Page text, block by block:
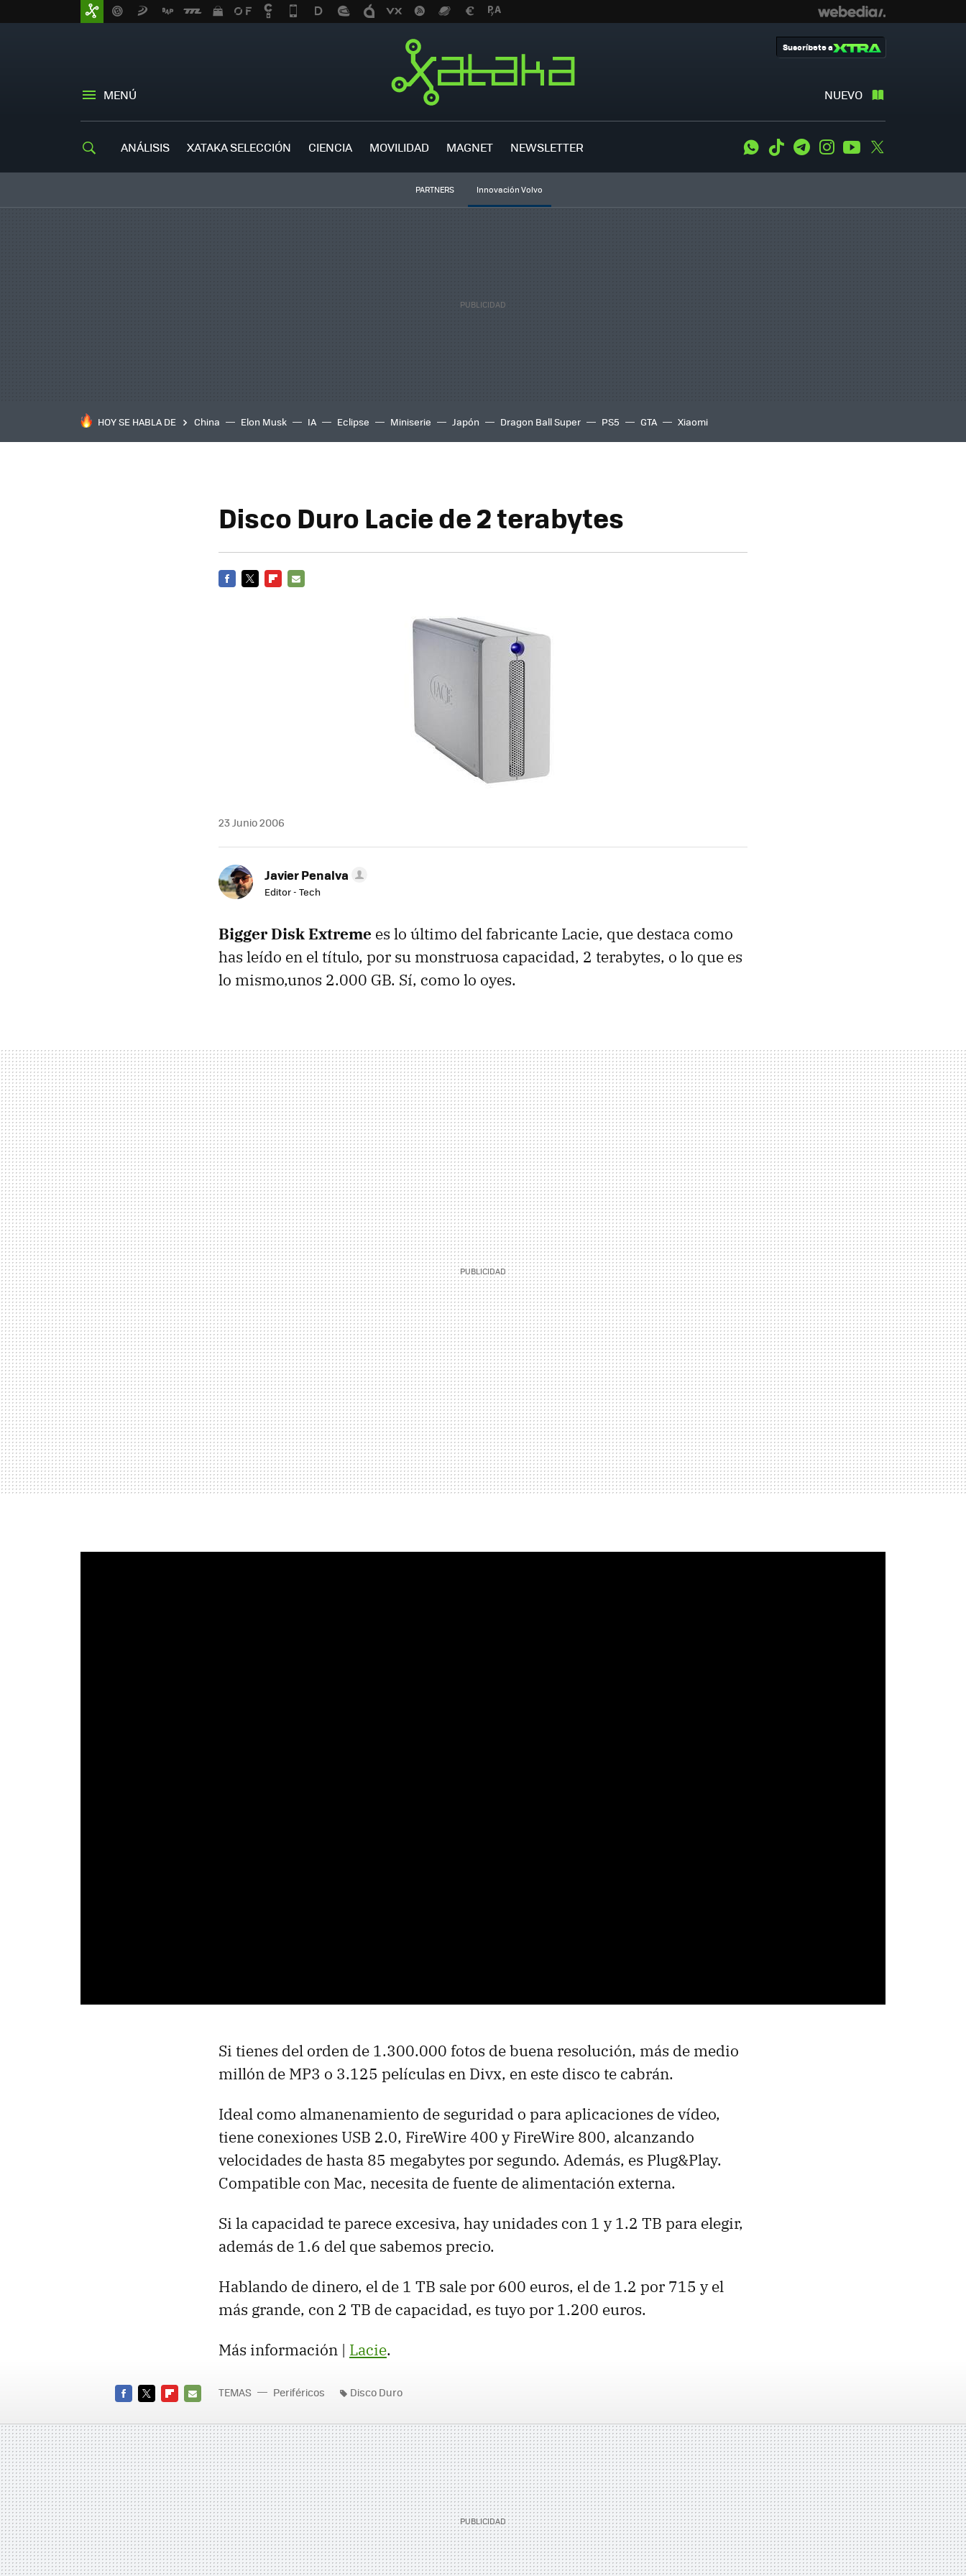
MENÚ NUEVO
Suscríbete a
ANÁLISIS XATAKA SELECCIÓN CIENCIA MOVILIDAD MAGNET NEWSLETTER WhatsApp
Tiktok TelegramInstagramYoutube
PARTNERS Innovación Volvo
HOY SE HABLA DE China Elon Musk IA Eclipse Miniserie Japón Dragon Ball Super PS5 GTA Xiaomi
Disco Duro Lacie de 2 terabytes
23 Junio 2006
Javier Penalva
Editor - Tech
Bigger Disk Extreme es lo último del fabricante Lacie, que destaca como
has leído en el título, por su monstruosa capacidad, 2 terabytes, o lo que es
lo mismo,unos 2.000 GB. Sí, como lo oyes.
Si tienes del orden de 1.300.000 fotos de buena resolución, más de medio
millón de MP3 o 3.125 películas en Divx, en este disco te cabrán.
Ideal como almanenamiento de seguridad o para aplicaciones de vídeo,
tiene conexiones USB 2.0, FireWire 400 y FireWire 800, alcanzando
velocidades de hasta 85 megabytes por segundo. Además, es Plug&Play.
Compatible con Mac, necesita de fuente de alimentación externa.
Si la capacidad te parece excesiva, hay unidades con 1 y 1.2 TB para elegir,
además de 1.6 del que sabemos precio.
Hablando de dinero, el de 1 TB sale por 600 euros, el de 1.2 por 715 y el
más grande, con 2 TB de capacidad, es tuyo por 1.200 euros.
Más información | Lacie.
MAIL
TEMAS Periféricos Disco Duro